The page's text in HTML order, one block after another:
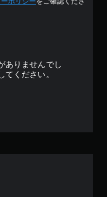
ありませんでし
てください。